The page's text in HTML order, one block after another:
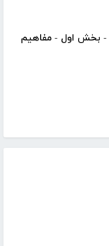
دانلود کتاب آموزش مهارتهای هفت گانه ICDL - بخش اول - مفاهیم